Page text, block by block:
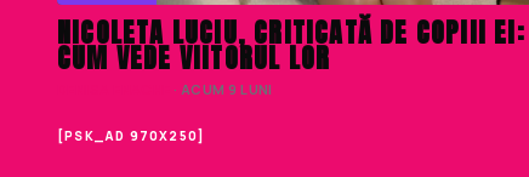
NICOLETA LUCIU, CRITICATĂ DE COPIII EI:
CUM VEDE VIITORUL LOR
· ACUM 9 LUNI
[PSK_AD 970X250]